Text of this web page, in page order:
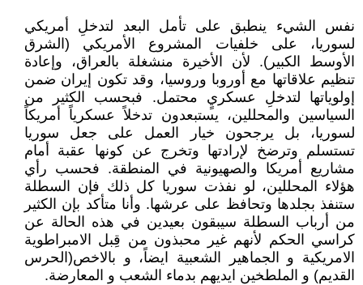
نفس الشيء ينطبق على تأمل البعد لتدخلِ أمريكي
لسوريا، على خلفيات المشروع الأمريكي (الشرق
الأوسط الكبير). لأن الأخيرة منشغلة بالعراق، وإعادة
تنظيم علاقاتها مع أوروبا وروسيا، وقد تكون إيران ضمن
إولوياتها لتدخلِ عسكريٍ محتمل. فبحسب الكثير من
السياسين والمحللين، يستبعدون تدخلاً عسكرياً أمريكاً
لسوريا، بل يرجحون خيار العمل على جعل سوريا
تستسلم وترضخ لإرادتها وتخرج عن كونها عقبة أمام
مشاريع أمريكا والصهيونية في المنطقة. فحسب رأي
هؤلاء المحللين، لو نفذت سوريا كل ذلك فإن السطلة
ستنفذ بجلدها وتحافظ على عرشها. وأنا متأكد بإن الكثير
من أرباب السطلة سيبقون بعيدين في هذه الحالة عن
كراسي الحكم لأنهم غير محبذون من قِبل الامبراطوية
الامريكية و الجماهير الشعبية ايضاً، و بالاخص(الحرس
القديم) و الملطخين ايديهم بدماء الشعب و المعارضة.